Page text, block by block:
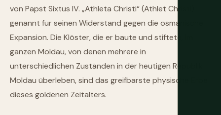
von Papst Sixtus IV. „Athleta Christi“ (Athlet Christi)
genannt für seinen Widerstand gegen die osmanische
Expansion. Die Klöster, die er baute und stiftete, im
ganzen Moldau, von denen mehrere in
unterschiedlichen Zuständen in der heutigen Republik
Moldau überleben, sind das greifbarste physische Erbe
dieses goldenen Zeitalters.